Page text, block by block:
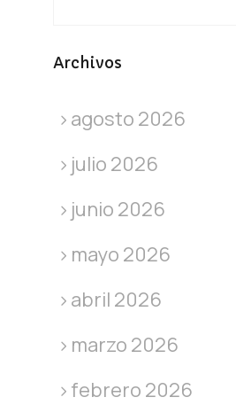
Archivos
agosto 2026
julio 2026
junio 2026
mayo 2026
abril 2026
marzo 2026
febrero 2026